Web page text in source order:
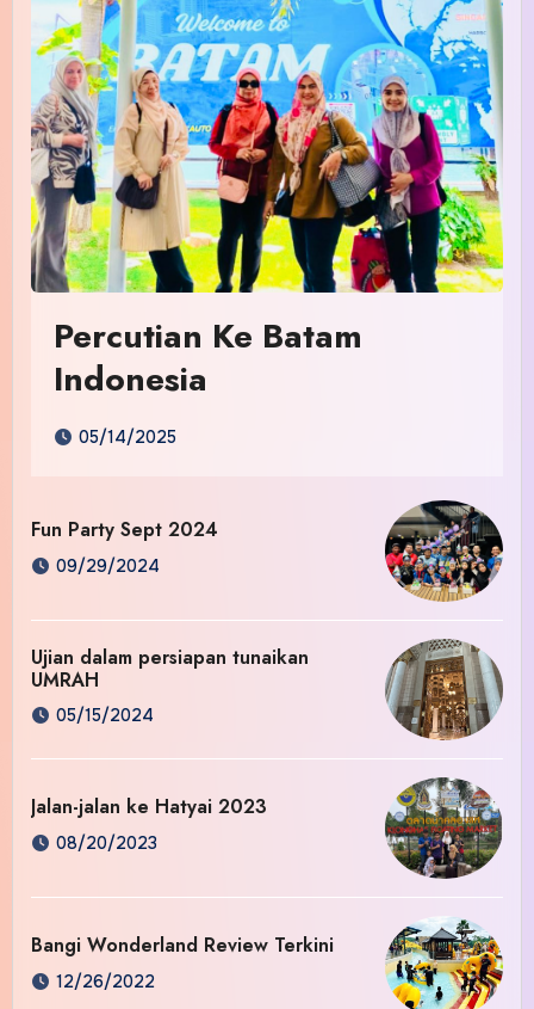
Percutian Ke Batam
Indonesia
05/14/2025
Fun Party Sept 2024
09/29/2024
Ujian dalam persiapan tunaikan
UMRAH
05/15/2024
Jalan-jalan ke Hatyai 2023
08/20/2023
Bangi Wonderland Review Terkini
12/26/2022